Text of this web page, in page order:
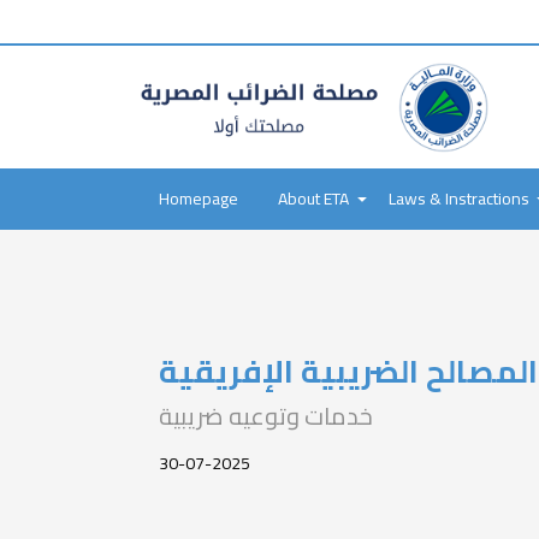
type
Main
navigation
Homepage About ETA Laws & Instractions
الضريبية الإفريقية
خدمات وتوعيه ضريبية
30-07-2025